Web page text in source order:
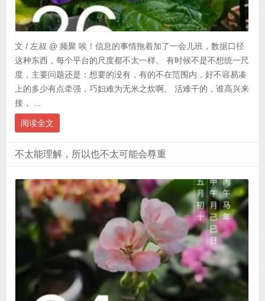
文 / 左叔 @ 频聚 唉！信息的事情拖着加了一会儿班，数据口径
这种东西，每个平台的尺度都不太一样。 有时候不是不想统一尺
度，主要问题还是：想要的没有，有的不在范围内，好不容易凑
上的多少有点牵强，巧妇难为无米之炊啊。 活难干的，谁高兴来
接， ...
阅读全文
不太能理解，所以也不太可能会尊重